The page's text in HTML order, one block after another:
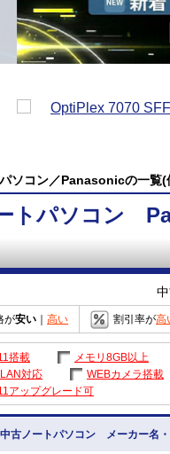
ソコン／Panasonicの一覧(
トパソコン
が安い 高い 割引率が高
搭載 メモリ8GB以上
対応
WEBカメラ搭載
アップグレード可
中古ノートパソコン メーカー名